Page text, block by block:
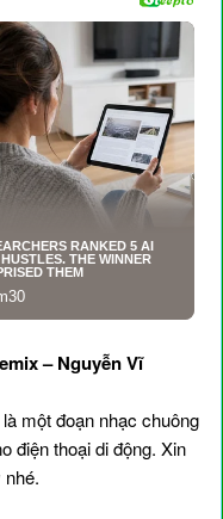
– Nguyễn Vĩ
là một đoạn nhạc chuông
điện thoại di động. Xin